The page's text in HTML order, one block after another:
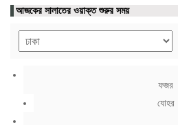
আজকের সালাতের ওয়াক্ত শুরুর সময়
ফজর
যোহর